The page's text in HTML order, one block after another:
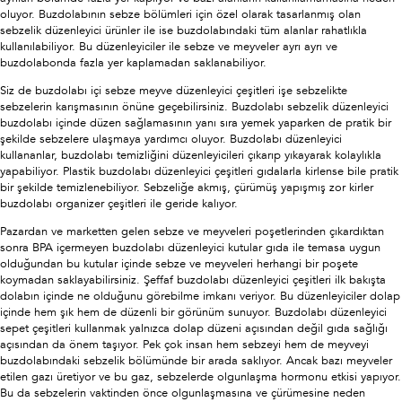
oluyor. Buzdolabının sebze bölümleri için özel olarak tasarlanmış olan
sebzelik düzenleyici ürünler ile ise buzdolabındaki tüm alanlar rahatlıkla
kullanılabiliyor. Bu düzenleyiciler ile sebze ve meyveler ayrı ayrı ve
buzdolabonda fazla yer kaplamadan saklanabiliyor.
Siz de buzdolabı içi sebze meyve düzenleyici çeşitleri işe sebzelikte
sebzelerin karışmasının önüne geçebilirsiniz. Buzdolabı sebzelik düzenleyici
buzdolabı içinde düzen sağlamasının yanı sıra yemek yaparken de pratik bir
şekilde sebzelere ulaşmaya yardımcı oluyor. Buzdolabı düzenleyici
kullananlar, buzdolabı temizliğini düzenleyicileri çıkarıp yıkayarak kolaylıkla
yapabiliyor. Plastik buzdolabı düzenleyici çeşitleri gıdalarla kirlense bile pratik
bir şekilde temizlenebiliyor. Sebzeliğe akmış, çürümüş yapışmış zor kirler
buzdolabı organizer çeşitleri ile geride kalıyor.
Pazardan ve marketten gelen sebze ve meyveleri poşetlerinden çıkardıktan
sonra BPA içermeyen buzdolabı düzenleyici kutular gıda ile temasa uygun
olduğundan bu kutular içinde sebze ve meyveleri herhangi bir poşete
koymadan saklayabilirsiniz. Şeffaf buzdolabı düzenleyici çeşitleri ilk bakışta
dolabın içinde ne olduğunu görebilme imkanı veriyor. Bu düzenleyiciler dolap
içinde hem şık hem de düzenli bir görünüm sunuyor. Buzdolabı düzenleyici
sepet çeşitleri kullanmak yalnızca dolap düzeni açısından değil gıda sağlığı
açısından da önem taşıyor. Pek çok insan hem sebzeyi hem de meyveyi
buzdolabındaki sebzelik bölümünde bir arada saklıyor. Ancak bazı meyveler
etilen gazı üretiyor ve bu gaz, sebzelerde olgunlaşma hormonu etkisi yapıyor.
Bu da sebzelerin vaktinden önce olgunlaşmasına ve çürümesine neden